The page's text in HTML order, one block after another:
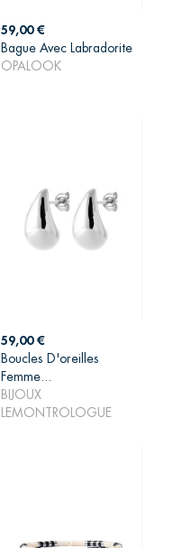
Prix
59,00 €
Bague Avec Labradorite
OPALOOK
AJOUTER AU
PANIER
Prix
59,00 €
Boucles D'oreilles
Femme...
BIJOUX
LEMONTROLOGUE
AJOUTER AU